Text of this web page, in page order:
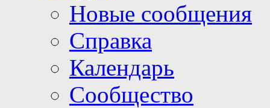
Новые сообщения
Справка
Календарь
Сообщество